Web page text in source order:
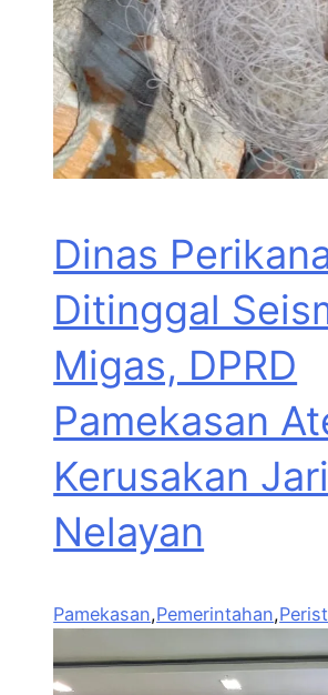
Dinas
Ditinggal
Migas, DPRD
Pamekasan
Kerusakan
Nelayan
Pamekasan,Pemerintahan,